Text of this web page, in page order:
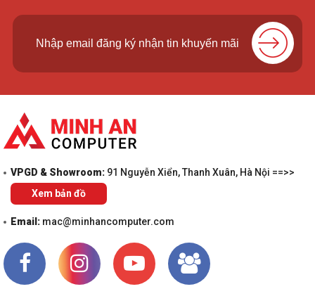
VPGD & Showroom: 91 Nguyễn Xiển, Thanh Xuân, Hà Nội ==>>
Xem bản đồ
Email: mac@minhancomputer.com